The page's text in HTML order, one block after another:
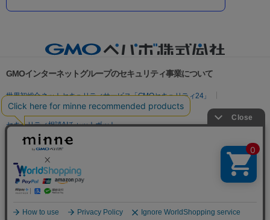
GMOインターネットグループのセキュリティ事業について
世界初総合ネットセキュリティサービス「GMOセキュリティ24」
パスワード漏洩診断
Webサイトリスク診断
セキュリティ相談AIチャットボット
実在証明・盗聴対策
サイバー攻撃対策（GMO Flatt Security）
セキュリティ事業の軌跡